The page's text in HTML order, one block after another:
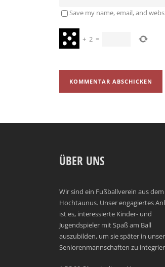
Save my name, email, and
+ 2 =
ÜBER UNS
Wir sind ein Fußballverein aus dem
Hochtaunus. Unser engagiertes
ist es, interessierte Kinder- und
Jugendspieler mit Spaß am Ball
auszubilden, um sie später in
Seniorenmannschaften zu